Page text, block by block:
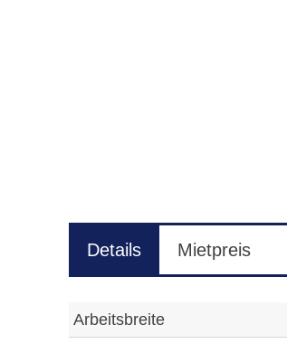
Details Mietpreis
Arbeitsbreite